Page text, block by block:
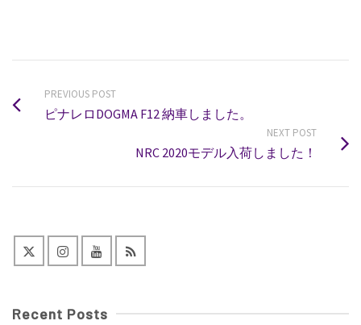
PREVIOUS POST
ピナレロDOGMA F12 納車しました。
NEXT POST
NRC 2020モデル入荷しました！
Recent Posts